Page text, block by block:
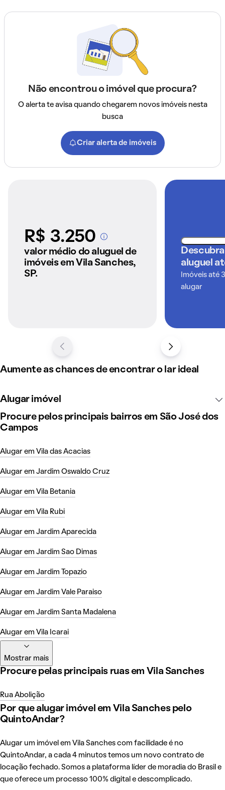
Não encontrou o imóvel que procura?
O alerta te avisa quando chegarem novos imóveis nesta
busca
Criar alerta de imóveis
R$ 3.250A partir dos imóveis
anunciados pelo
QuintoAndar
valor médio do aluguel de
imóveis em Vila Sanches,
SP.
aluguel
Imóveis até
alugar
Aumente as chances de encontrar o lar ideal
Alugar imóvel
Procure pelos principais bairros em São José dos
Campos
Alugar em Vila das Acacias
Alugar em Jardim Oswaldo Cruz
Alugar em Vila Betania
Alugar em Vila Rubi
Alugar em Jardim Aparecida
Alugar em Jardim Sao Dimas
Alugar em Jardim Topazio
Alugar em Jardim Vale Paraiso
Alugar em Jardim Santa Madalena
Alugar em Vila Icarai
Mostrar mais
Procure pelas principais ruas em Vila Sanches
Rua Abolição
Por que alugar imóvel em Vila Sanches pelo
QuintoAndar?
Alugar um imóvel em Vila Sanches com facilidade é no
QuintoAndar, a cada 4 minutos temos um novo contrato de
locação fechado. Somos a plataforma líder de moradia do Brasil e
que oferece um processo 100% digital e descomplicado.